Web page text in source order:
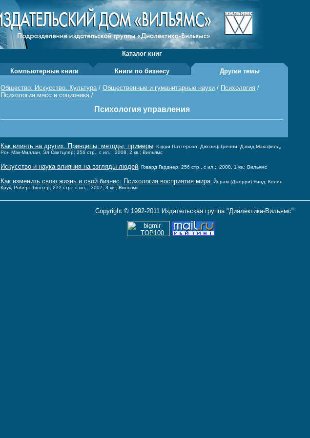
Каталог книг
Компьютерные книги Книги по бизнесу Другие темы
Общество. Искусство. Культура/Общественные и гуманитарные науки / Психология /
Психология масс и соционика/
Психология управления
Как влиять на других. Принципы, методы, примеры , Кэрри Паттерсон, Джозеф Гренни, Дэвид Максфилд,
Рон Мак-Миллан, Эл Свитцлер; 256 стр., с ил.; 2008, 2 кв.; Вильямс
Искусство и наука влияния на взгляды людей , Говард Гарднер; 256 стр., с ил.; 2008, 1 кв.; Вильямс
Как изменить свою жизнь и свой бизнес: Психология восприятия мира , Йорам (Джерри) Уинд, Колин
Крук, Роберт Гюнтер; 272 стр., с ил.; 2007, 3 кв.; Вильямс
Copyright © 1992-2011 Издательская группа "Диалектика-Вильямс"